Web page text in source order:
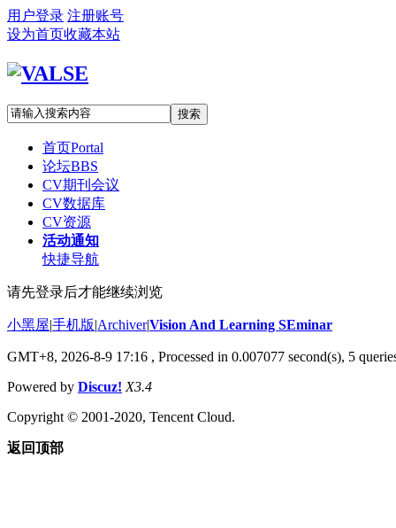
用户登录 注册账号
设为首页收藏本站
搜索
首页Portal
论坛BBS
CV期刊会议
CV数据库
CV资源
活动通知
快捷导航
请先登录后才能继续浏览
小黑屋|手机版|Archiver|Vision And Learning SEminar
GMT+8, 2026-8-9 17:16 , Processed in 0.007077 second(s), 5
Powered by Discuz! X3.4
Copyright © 2001-2020, Tencent Cloud.
返回顶部